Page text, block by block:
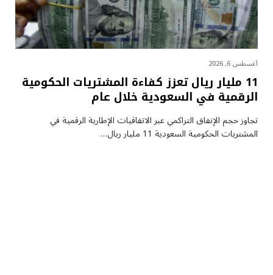
أغسطس 6, 2026
11 مليار ريال تعزز كفاءة المشتريات الحكومية
الرقمية في السعودية خلال عام
تجاوز حجم الإنفاق التراكمي عبر الاتفاقيات الإطارية الرقمية في
المشتريات الحكومية السعودية 11 مليار ريال…